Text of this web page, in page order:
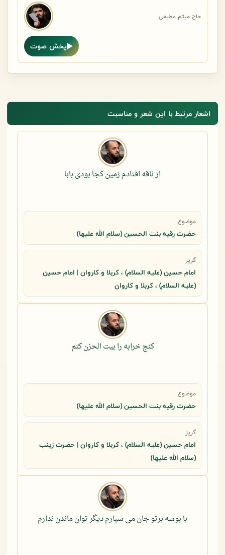
حاج میثم مطیعی
پخش صوت
اشعار مرتبط با این شعر و مناسبت
از ناقه افتادم زمین کجا بودی بابا
موضوع
حضرت رقيه بنت الحسين (سلام الله عليها)
گریز
امام حسین (علیه السلام) ، کربلا و کاروان | امام حسین
(علیه السلام) ، کربلا و کاروان
کنج خرابه را بیت الحزن کنم
موضوع
حضرت رقيه بنت الحسين (سلام الله عليها)
گریز
امام حسین (علیه السلام) ، کربلا و کاروان | حضرت زینب
(سلام الله علیها)
با بوسه برتو جان می سپارم دیگر توان ماندن ندارم